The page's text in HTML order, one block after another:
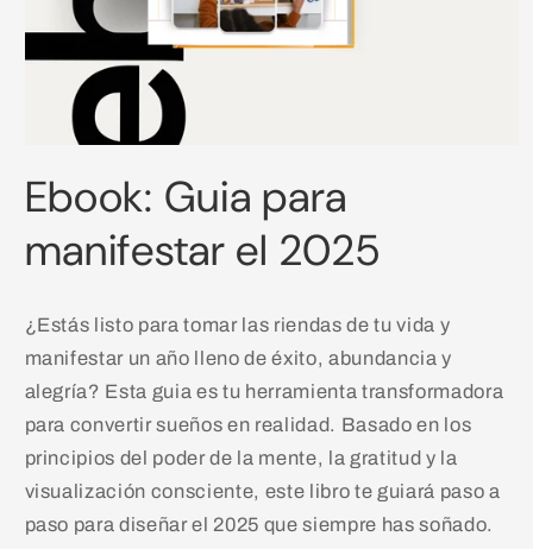
multimedia
1
una
ventana
Ebook: Guia para
manifestar el 2025
¿Estás listo para tomar las riendas de tu vida y
manifestar un año lleno de éxito, abundancia y
alegría? Esta guia es tu herramienta transformadora
para convertir sueños en realidad. Basado en los
principios del poder de la mente, la gratitud y la
visualización consciente, este libro te guiará paso a
paso para diseñar el 2025 que siempre has soñado.
¿Quieres
añadir
CAJA
Regalo?
(+$8000)
¿Quieres
añadir
BOLSA
Regalo?
(+$5000)
¿Quieres
que
le
un
mensaje?
($0)